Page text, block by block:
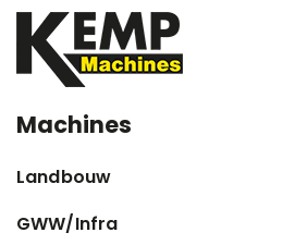
Machines
Landbouw
GWW/Infra